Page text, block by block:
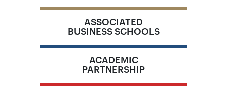
ASSOCIATED
BUSINESS SCHOOLS
ACADEMIC
PARTNERSHIP